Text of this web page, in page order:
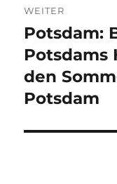
WEITER
Nächster
Beitrag:
Potsdam:
Potsdams
den
Potsdam